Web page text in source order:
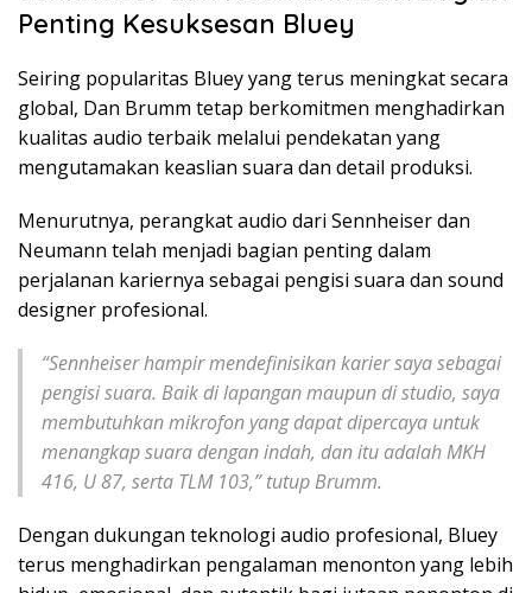
Penting Kesuksesan Bluey
Seiring popularitas Bluey yang terus meningkat secara
global, Dan Brumm tetap berkomitmen menghadirkan
kualitas audio terbaik melalui pendekatan yang
mengutamakan keaslian suara dan detail produksi.
Menurutnya, perangkat audio dari Sennheiser dan
Neumann telah menjadi bagian penting dalam
perjalanan kariernya sebagai pengisi suara dan sound
designer profesional.
“Sennheiser hampir mendefinisikan karier saya sebagai
pengisi suara. Baik di lapangan maupun di studio, saya
membutuhkan mikrofon yang dapat dipercaya untuk
menangkap suara dengan indah, dan itu adalah MKH
416, U 87, serta TLM 103,” tutup Brumm.
Dengan dukungan teknologi audio profesional, Bluey
terus menghadirkan pengalaman menonton yang lebih